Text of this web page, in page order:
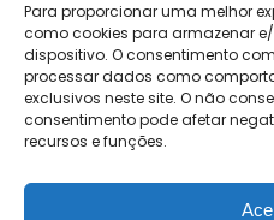
Para proporcionar uma melhor
como cookies para armazenar
dispositivo. O consentimento
processar dados como
exclusivos neste site. O não
consentimento pode afetar
recursos e funções.
Compre melhor, compra
segura!